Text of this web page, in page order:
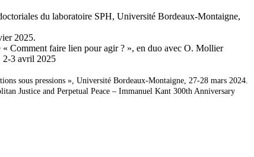
du laboratoire SPH, Université Bordeaux-Montaigne,
2025.
Comment faire lien pour agir ? », en duo avec O. Mollier
2-3 avril 2025
sous pressions », Université Bordeaux-Montaigne, 27-28 mars 2024.
Justice and Perpetual Peace – Immanuel Kant 300th Anniversary